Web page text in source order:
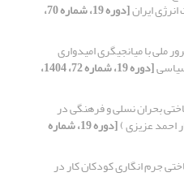
ایران [دوره 19، شماره 70،
ملی با میانجی­گری امیدواری
[دوره 19، شماره 72، 1404،
بحران نسلی و فرهنگی در
احمد عزیزی ) [دوره 19، شماره
جرم‌ انگاری کودکان کار در